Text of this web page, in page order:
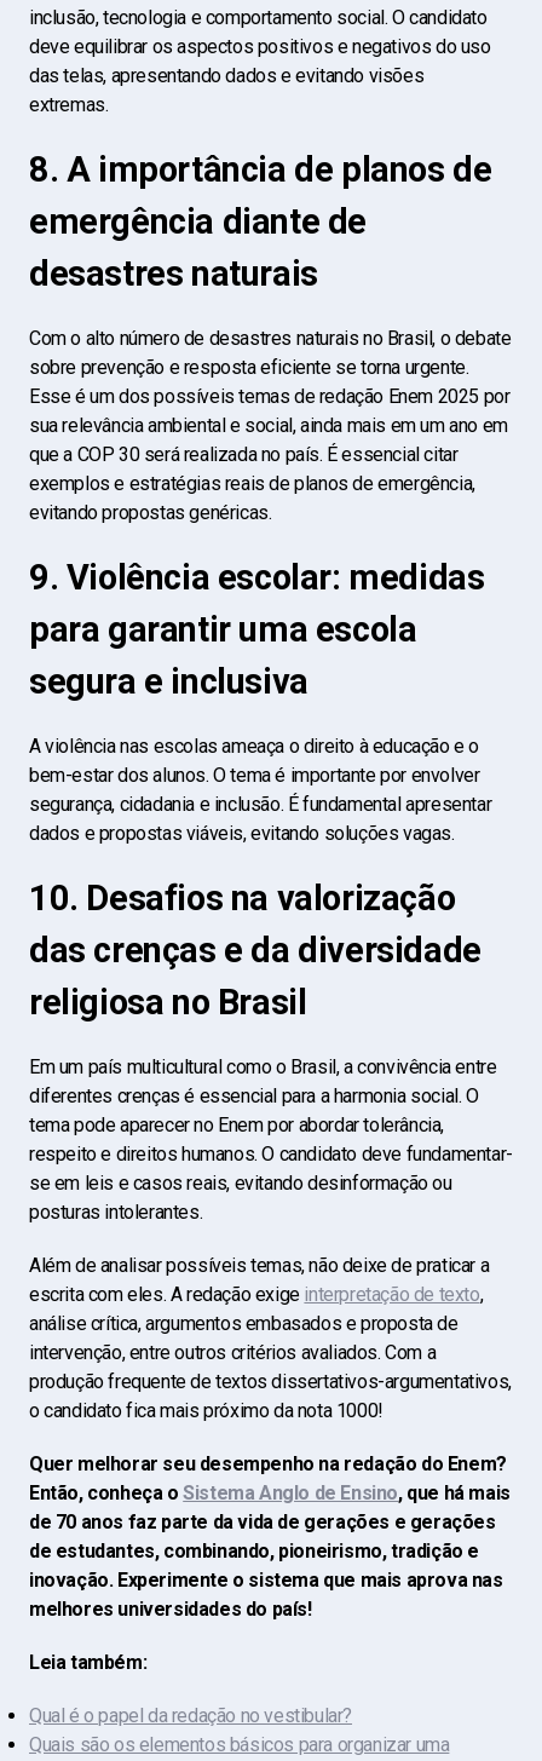
inclusão, tecnologia e comportamento social. O candidato
deve equilibrar os aspectos positivos e negativos do uso
das telas, apresentando dados e evitando visões
extremas.
8. A importância de planos de
emergência diante de
desastres naturais
Com o alto número de desastres naturais no Brasil, o debate
sobre prevenção e resposta eficiente se torna urgente.
Esse é um dos possíveis temas de redação Enem 2025 por
sua relevância ambiental e social, ainda mais em um ano em
que a COP 30 será realizada no país. É essencial citar
exemplos e estratégias reais de planos de emergência,
evitando propostas genéricas.
9. Violência escolar: medidas
para garantir uma escola
segura e inclusiva
A violência nas escolas ameaça o direito à educação e o
bem-estar dos alunos. O tema é importante por envolver
segurança, cidadania e inclusão. É fundamental apresentar
dados e propostas viáveis, evitando soluções vagas.
10. Desafios na valorização
das crenças e da diversidade
religiosa no Brasil
Em um país multicultural como o Brasil, a convivência entre
diferentes crenças é essencial para a harmonia social. O
tema pode aparecer no Enem por abordar tolerância,
respeito e direitos humanos. O candidato deve fundamentar-
se em leis e casos reais, evitando desinformação ou
posturas intolerantes.
Além de analisar possíveis temas, não deixe de praticar a
escrita com eles. A redação exige interpretação de texto,
análise crítica, argumentos embasados e proposta de
intervenção, entre outros critérios avaliados. Com a
produção frequente de textos dissertativos-argumentativos,
o candidato fica mais próximo da nota 1000!
Quer melhorar seu desempenho na redação do Enem?
Então, conheça oSistema Anglo de Ensino, que há mais
de 70 anos faz parte da vida de gerações e gerações
de estudantes, combinando, pioneirismo, tradição e
inovação. Experimente o sistema que mais aprova nas
melhores universidades do país!
Leia também:
Qual é o papel da redação no vestibular?
Quais são os elementos básicos para organizar uma